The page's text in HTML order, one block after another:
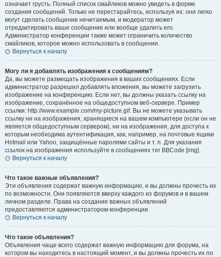
означает грусть. Полный список смайликов можно увидеть в форме
создания сообщений. Только не перестарайтесь, используя их: они легко
могут сделать сообщение нечитаемым, и модератор может
отредактировать ваше сообщение или вообще удалить его.
Администратор конференции также может ограничить количество
смайликов, которое можно использовать в сообщении.
Вернуться к началу
Могу ли я добавлять изображения к сообщениям?
Да, вы можете размещать изображения в ваших сообщениях. Если
администратор разрешил добавлять вложения, вы можете загрузить
изображение на конференцию. Если нет, вы должны указать ссылку на
изображение, сохранённое на общедоступном веб-сервере. Пример
ссылки: http://www.example.com/my-picture.gif. Вы не можете указывать
ссылку ни на изображения, хранящиеся на вашем компьютере (если он не
является общедоступным сервером), ни на изображения, для доступа к
которым необходима аутентификация, как, например, на почтовые ящики
Hotmail или Yahoo, защищённые паролями сайты и т. п. Для указания
ссылок на изображения используйте в сообщениях тег BBCode [img].
Вернуться к началу
Что такое важные объявления?
Эти объявления содержат важную информацию, и вы должны прочесть их
по возможности. Они появляются вверху каждого из форумов и в вашем
личном разделе. Права на создание важных объявлений
предоставляются администратором конференции.
Вернуться к началу
Что такое объявления?
Объявления чаще всего содержат важную информацию для форума, на
котором вы находитесь в настоящий момент, и вы должны прочесть их по